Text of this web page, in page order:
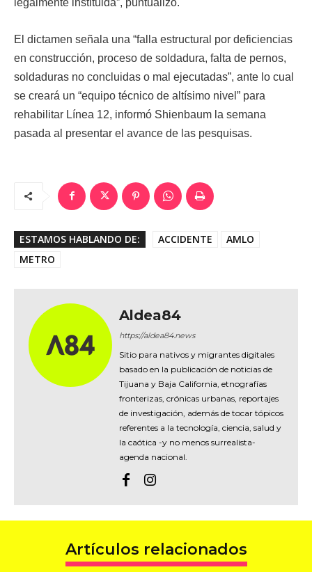
El dictamen señala una “falla estructural por deficiencias
en construcción, proceso de soldadura, falta de pernos,
soldaduras no concluidas o mal ejecutadas”, ante lo cual
se creará un “equipo técnico de altísimo nivel” para
rehabilitar Línea 12, informó Shienbaum la semana
pasada al presentar el avance de las pesquisas.
ESTAMOS HABLANDO DE: ACCIDENTE
AMLO
METRO
Aldea84
https://aldea84.news
Sitio para nativos y migrantes digitales
basado en la publicación de noticias de
Tijuana y Baja California, etnografías
fronterizas, crónicas urbanas, reportajes
de investigación, además de tocar tópicos
referentes a la tecnología, ciencia, salud y
la caótica -y no menos surrealista-
agenda nacional.
Artículos relacionados